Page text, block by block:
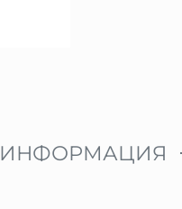
ИНФОРМАЦИЯ